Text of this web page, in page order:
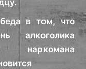
в том, что
алкоголика
наркомана